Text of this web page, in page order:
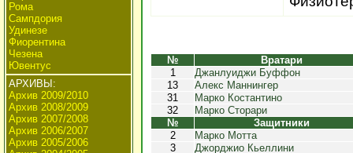
Рома
Сампдория
Удинезе
Фиорентина
Чезена
Ювентус
АРХИВЫ:
Архив 2009/2010
Архив 2008/2009
Архив 2007/2008
Архив 2006/2007
Архив 2005/2006
№
Вратари
1
Джанлуиджи Буффон
13
Алекс Маннингер
31
Марко Костантино
32
Марко Сторари
№
Защитники
2
Марко Мотта
3
Джорджио Кьеллини